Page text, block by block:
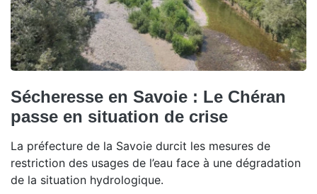
Sécheresse en Savoie : Le Chéran
passe en situation de crise
La préfecture de la Savoie durcit les mesures de
restriction des usages de l’eau face à une dégradation
de la situation hydrologique.